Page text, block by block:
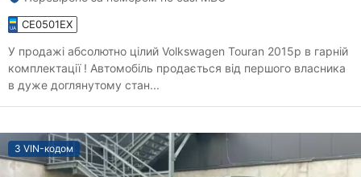
CE0501EX
У продажі абсолютно цілий Volkswagen Touran 2015р в гарній
комплектації ! Автомобіль продається від першого власника
в дуже доглянутому стан...
З VIN-кодом